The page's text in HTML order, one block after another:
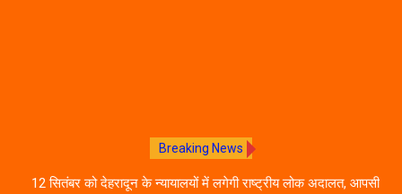
Breaking News
12 सितंबर को देहरादून के न्यायालयों में लगेगी राष्ट्रीय लोक अदालत, आपसी